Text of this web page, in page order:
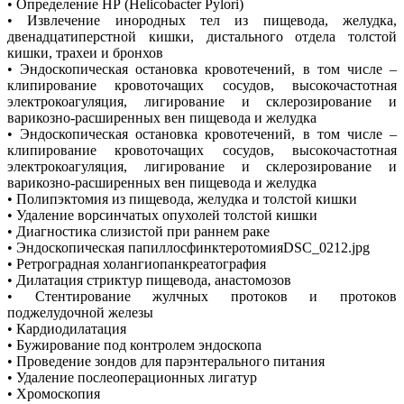
• Определение НР (Нelicobacter Pylori)
• Извлечение инородных тел из пищевода, желудка,
двенадцатиперстной кишки, дистального отдела толстой
кишки, трахеи и бронхов
• Эндоскопическая остановка кровотечений, в том числе –
клипирование кровоточащих сосудов, высокочастотная
электрокоагуляция, лигирование и склерозирование и
варикозно-расширенных вен пищевода и желудка
• Эндоскопическая остановка кровотечений, в том числе –
клипирование кровоточащих сосудов, высокочастотная
электрокоагуляция, лигирование и склерозирование и
варикозно-расширенных вен пищевода и желудка
• Полипэктомия из пищевода, желудка и толстой кишки
• Удаление ворсинчатых опухолей толстой кишки
• Диагностика слизистой при раннем раке
• Эндоскопическая папиллосфинктеротомияDSC_0212.jpg
• Ретроградная холангиопанкреатография
• Дилатация стриктур пищевода, анастомозов
• Стентирование жулчных протоков и протоков
поджелудочной железы
• Кардиодилатация
• Бужирование под контролем эндоскопа
• Проведение зондов для парэнтерального питания
• Удаление послеоперационных лигатур
• Хромоскопия